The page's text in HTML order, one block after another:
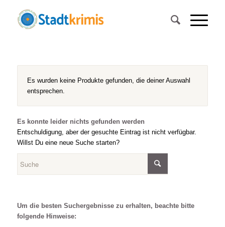
Es wurden keine Produkte gefunden, die deiner Auswahl
entsprechen.
Es konnte leider nichts gefunden werden
Entschuldigung, aber der gesuchte Eintrag ist nicht verfügbar.
Willst Du eine neue Suche starten?
Um die besten Suchergebnisse zu erhalten, beachte bitte
folgende Hinweise: